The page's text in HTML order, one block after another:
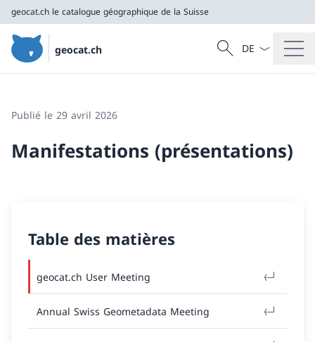
geocat.ch le catalogue géographique de la Suisse
geocat.ch
le catalogue géographique de la Suisse
Recherche
Recherche
La langue
Publié le 29 avril 2026
Manifestations (présentations)
Table des matières
geocat.ch User Meeting
Annual Swiss Geometadata Meeting